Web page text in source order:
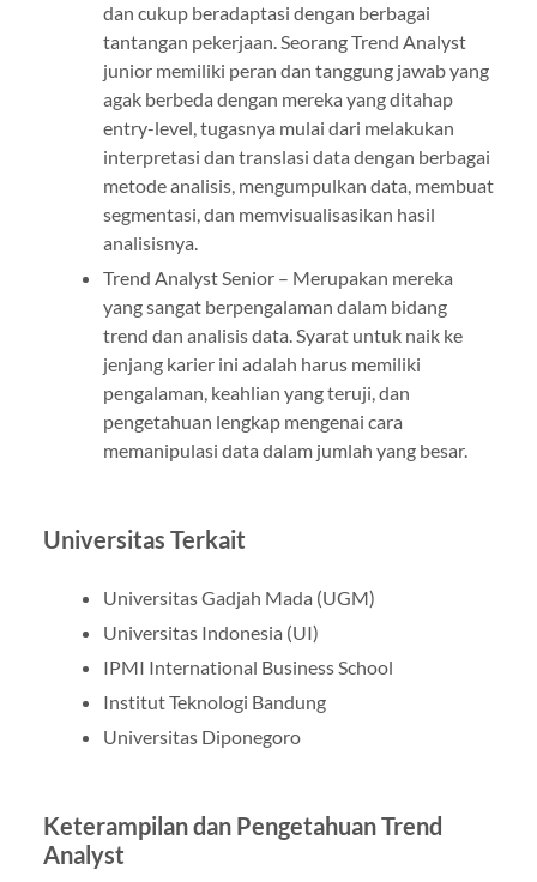
dan cukup beradaptasi dengan berbagai
tantangan pekerjaan. Seorang Trend Analyst
junior memiliki peran dan tanggung jawab yang
agak berbeda dengan mereka yang ditahap
entry-level, tugasnya mulai dari melakukan
interpretasi dan translasi data dengan berbagai
metode analisis, mengumpulkan data, membuat
segmentasi, dan memvisualisasikan hasil
analisisnya.
Trend Analyst Senior – Merupakan mereka
yang sangat berpengalaman dalam bidang
trend dan analisis data. Syarat untuk naik ke
jenjang karier ini adalah harus memiliki
pengalaman, keahlian yang teruji, dan
pengetahuan lengkap mengenai cara
memanipulasi data dalam jumlah yang besar.
Universitas Terkait
Universitas Gadjah Mada (UGM)
Universitas Indonesia (UI)
IPMI International Business School
Institut Teknologi Bandung
Universitas Diponegoro
Keterampilan dan Pengetahuan Trend
Analyst